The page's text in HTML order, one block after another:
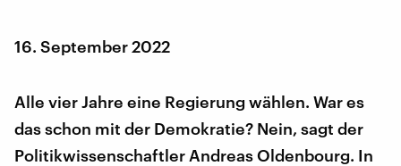
16. September 2022
Alle vier Jahre eine Regierung wählen. War es
das schon mit der Demokratie? Nein, sagt der
Politikwissenschaftler Andreas Oldenbourg. In